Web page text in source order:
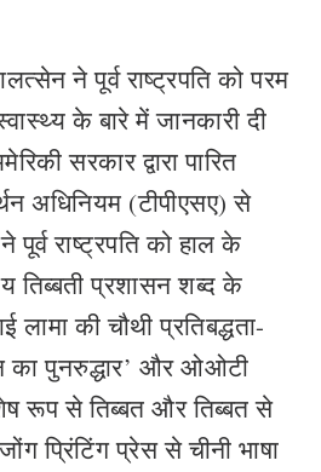
ने पूर्व राष्ट्रपति को परम
के बारे में जानकारी दी
सरकार द्वारा पारित
अधिनियम (टीपीएसए) से
राष्ट्रपति को हाल के
तिब्बती प्रशासन शब्द के
लामा की चौथी प्रतिबद्धता-
का पुनरुद्धार’ और ओओटी
रूप से तिब्बत और तिब्बत से
प्रिंटिंग प्रेस से चीनी भाषा